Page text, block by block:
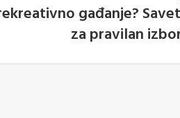
gađanje?
za pravilan